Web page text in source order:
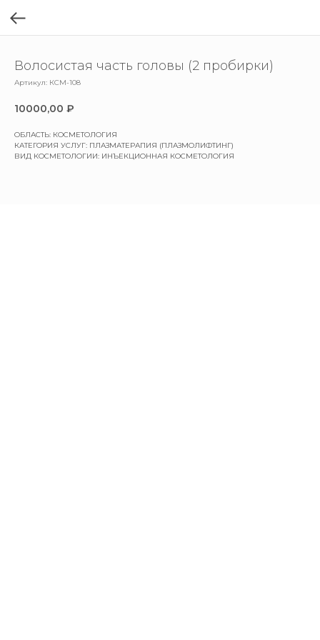
Волосистая часть головы (2 пробирки)
Артикул: КСМ-108
10000,00 ₽
ОБЛАСТЬ: КОСМЕТОЛОГИЯ
КАТЕГОРИЯ УСЛУГ: ПЛАЗМАТЕРАПИЯ (ПЛАЗМОЛИФТИНГ)
ВИД КОСМЕТОЛОГИИ: ИНЪЕКЦИОННАЯ КОСМЕТОЛОГИЯ